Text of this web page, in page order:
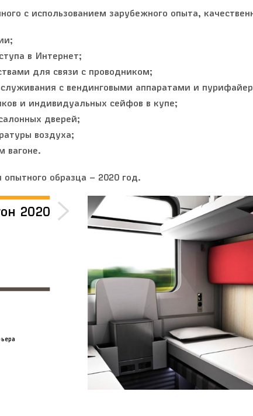
с использованием зарубежного опыта,
в Интернет;
для связи с проводником;
с вендинговыми аппаратами и
и индивидуальных сейфов в купе;
дверей;
воздуха;
вагоне.
образца – 2020 год.
2020